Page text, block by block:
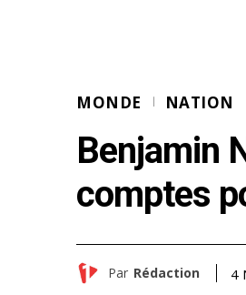
MONDE NATION
Benjamin
comptes
Par Rédaction 4